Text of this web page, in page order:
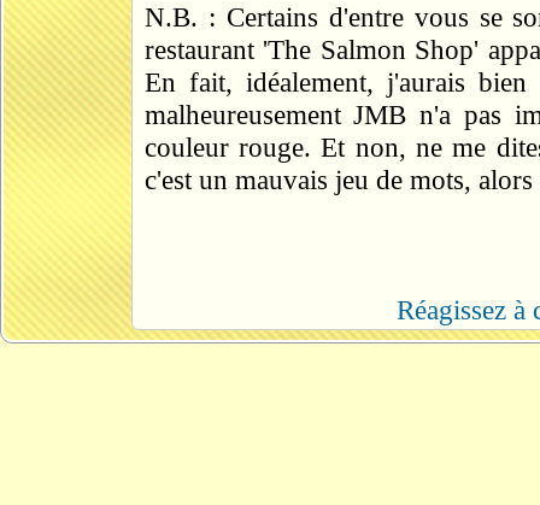
N.B. : Certains d'entre vous se
restaurant 'The Salmon Shop'
En fait, idéalement, j'aurais
malheureusement JMB n'a pas
couleur rouge. Et non, ne me
c'est un mauvais jeu de mots,
Réagissez